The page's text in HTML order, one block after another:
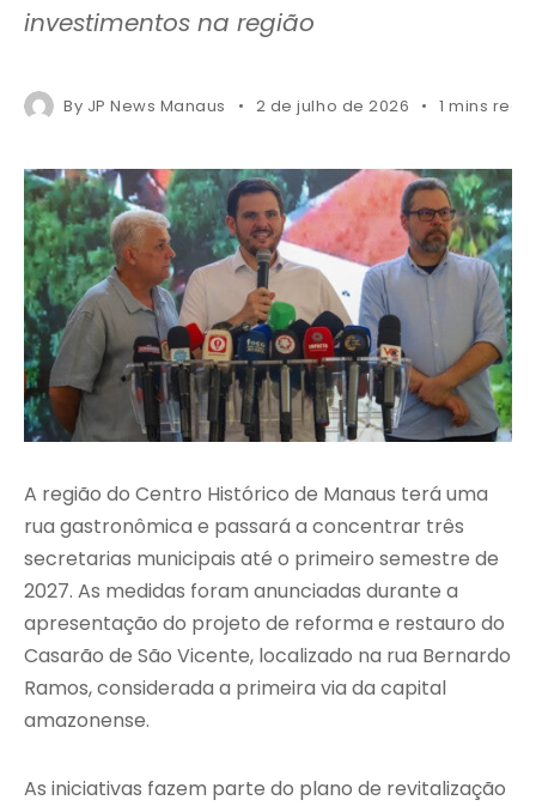
investimentos na região
By JP News Manaus 2 de julho de 2026 1 mins read
A região do Centro Histórico de Manaus terá uma
rua gastronômica e passará a concentrar três
secretarias municipais até o primeiro semestre de
2027. As medidas foram anunciadas durante a
apresentação do projeto de reforma e restauro do
Casarão de São Vicente, localizado na rua Bernardo
Ramos, considerada a primeira via da capital
amazonense.
As iniciativas fazem parte do plano de revitalização